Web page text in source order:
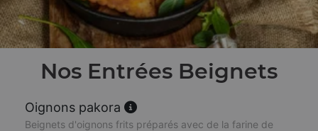
Nos Entrées Beignets
Oignons pakora
Beignets d'oignons frits préparés avec de la farine de